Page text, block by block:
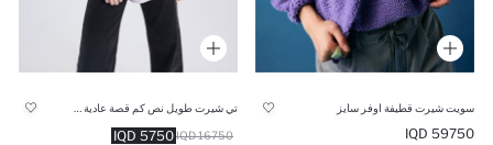
سويت شيرت قطيفة اوفر سايز
59750 IQD
5750 IQD 16750 IQD